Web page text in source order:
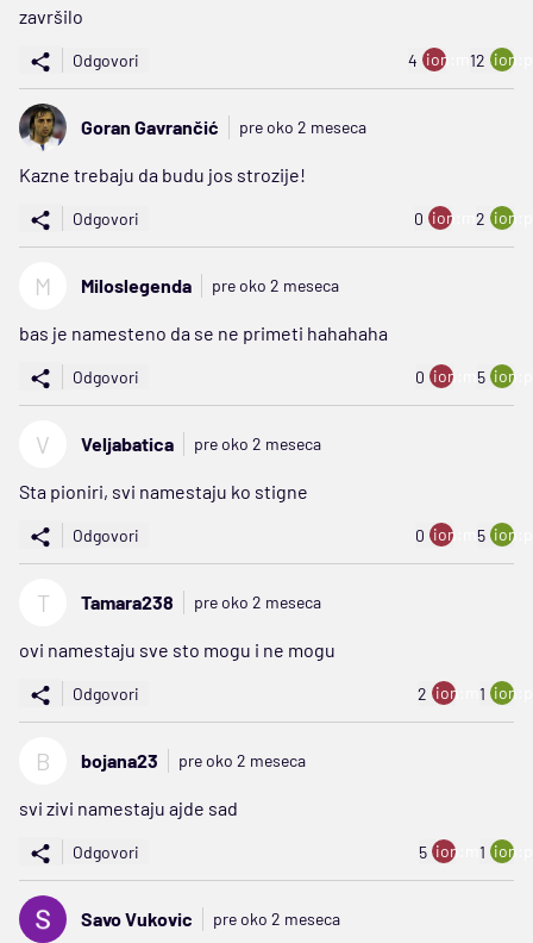
završilo
Odgovori 4 ion:minus
12
Goran Gavrančić pre oko 2 meseca
Kazne trebaju da budu jos strozije!
Odgovori 0 ion:minus
2
M Miloslegenda pre oko 2 meseca
bas je namesteno da se ne primeti hahahaha
Odgovori 0 ion:minus
5
V Veljabatica pre oko 2 meseca
Sta pioniri, svi namestaju ko stigne
Odgovori 0 ion:minus
5
T Tamara238 pre oko 2 meseca
ovi namestaju sve sto mogu i ne mogu
Odgovori 2 ion:minus
1
B bojana23 pre oko 2 meseca
svi zivi namestaju ajde sad
Odgovori 5 ion:minus
1
Savo Vukovic pre oko 2 meseca